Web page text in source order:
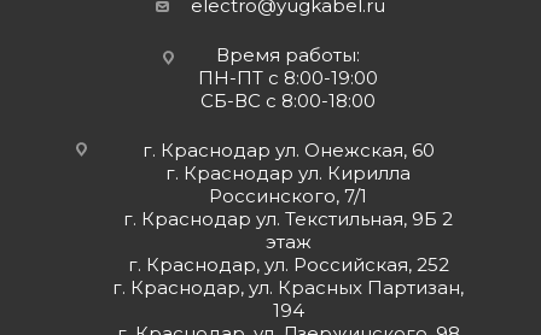
electro@yugkabel.ru
Время работы:
ПН-ПТ с 8:00-19:00
СБ-ВС с 8:00-18:00
г. Краснодар ул. Онежская, 60
г. Краснодар ул. Кирилла
Россинского, 7/1
г. Краснодар ул. Текстильная, 9Б 2
этаж
г. Краснодар, ул. Российская, 252
г. Краснодар, ул. Красных Партизан,
194